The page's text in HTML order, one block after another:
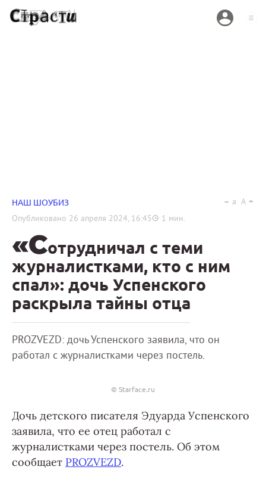
НАШ ШОУБИЗ
Опубликовано 26 апреля 2024, 16:45 1 мин.
a A
«Сотрудничал с теми
журналистками, кто с ним
спал»: дочь Успенского
раскрыла тайны отца
PROZVEZD: дочь Успенского заявила, что он
работал с журналистками через постель.
© Starface.ru
Дочь детского писателя Эдуарда Успенского
заявила, что ее отец работал с
журналистками через постель. Об этом
сообщает PROZVEZD.